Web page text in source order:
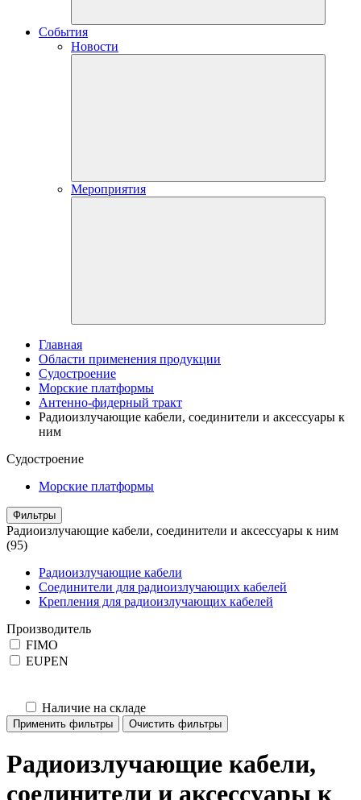
События
Новости
Мероприятия
Главная
Области применения продукции
Судостроение
Морские платформы
Антенно-фидерный тракт
Радиоизлучающие кабели, соединители и аксессуары к
ним
Судостроение
Морские платформы
Фильтры
Радиоизлучающие кабели, соединители и аксессуары к ним
(95)
Радиоизлучающие кабели
Соединители для радиоизлучающих кабелей
Крепления для радиоизлучающих кабелей
Производитель
FIMO
EUPEN
Наличие на складе
Применить фильтры Очистить фильтры
Радиоизлучающие кабели,
соединители и аксессуары к